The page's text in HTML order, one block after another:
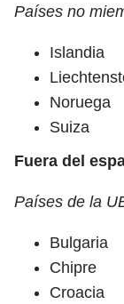
Países no
Islandia
Noruega
Suiza
Fuera del
Países de la
Bulgaria
Chipre
Croacia